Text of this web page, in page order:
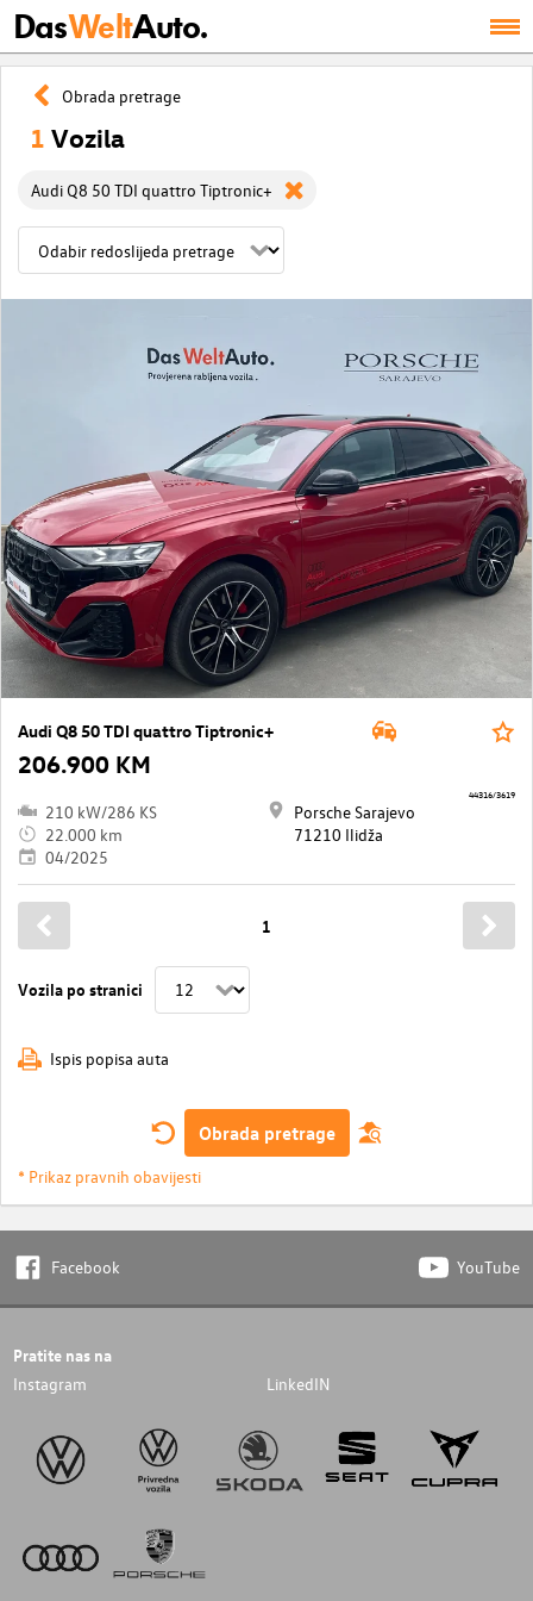
DasWeltAuto.
Obrada pretrage
1 Vozila
Audi Q8 50 TDI quattro Tiptronic+
Audi Q8 50 TDI quattro Tiptronic+
206.900 KM
210 kW/286 KS
22.000 km
04/2025
Porsche Sarajevo
71210 Ilidža
44316/3619
Vozila po stranici
1
Ispis popisa auta
Obrada pretrage
* Prikaz pravnih obavijesti
Facebook YouTube
Pratite nas na
Instagram LinkedIN